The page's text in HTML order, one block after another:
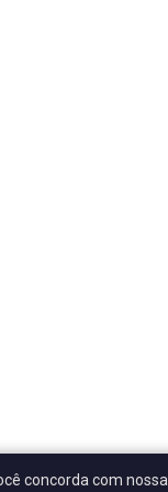
concorda com nossa